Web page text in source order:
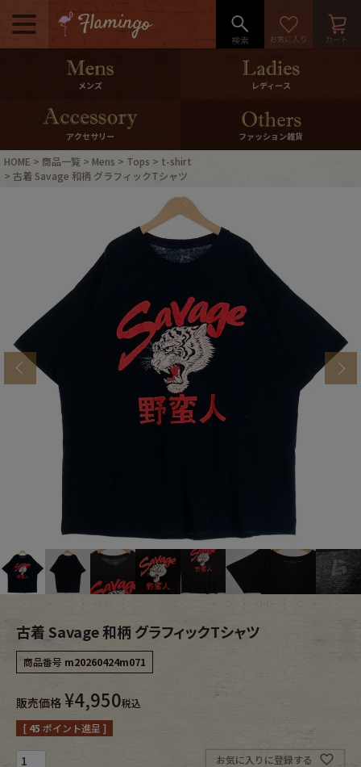
メニュー
500pt＆10％Offクーポンプレゼン
10％0ffクーポンプレゼント
ログイン・会員登録
マイページ
ご利用ガイド International Shipping
店舗紹介 特集一覧
ブランドから探す
年代から探す 古着卸DOCK
Tops Outer
Bottoms Fafatt
レディース商品カテゴリーから探す
Tops
Outer
Kidswear
メンズ レディース
アクセサリー ファッション雑貨
HOME 商品一覧 Mens Tops
t-shirt
古着 Savage 和柄 グラフィックTシャツ
古着 Savage 和柄 グラフィックTシャツ
商品番号 m20260424m071
販売価格 ¥4,950税込
[ 45 ポイント進呈 ]
お気に入りに登録する